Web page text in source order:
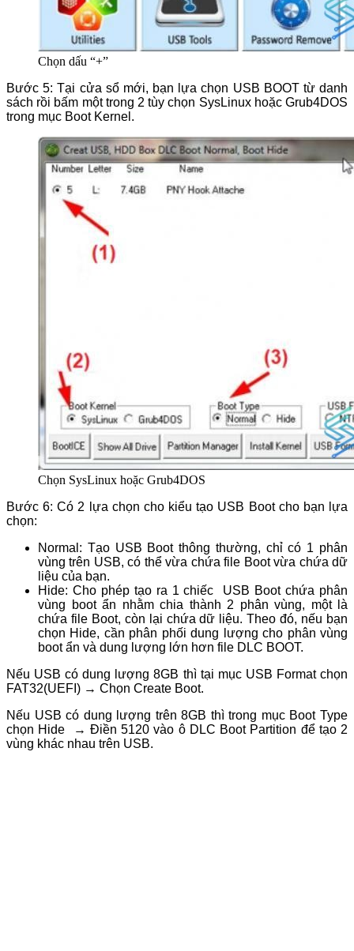
Chọn dấu “+”
Bước 5: Tại cửa sổ mới, bạn lựa chọn USB BOOT từ danh
sách rồi bấm một trong 2 tùy chọn SysLinux hoặc Grub4DOS
trong mục Boot Kernel.
Chọn SysLinux hoặc Grub4DOS
Bước 6: Có 2 lựa chọn cho kiểu tạo USB Boot cho bạn lựa
chọn:
Normal: Tạo USB Boot thông thường, chỉ có 1 phân
vùng trên USB, có thể vừa chứa file Boot vừa chứa dữ
liệu của bạn.
Hide: Cho phép tạo ra 1 chiếc USB Boot chứa phân
vùng boot ẩn nhằm chia thành 2 phân vùng, một là
chứa file Boot, còn lại chứa dữ liệu. Theo đó, nếu bạn
chọn Hide, cần phân phối dung lượng cho phân vùng
boot ẩn và dung lượng lớn hơn file DLC BOOT.
Nếu USB có dung lượng 8GB thì tại mục USB Format chọn
FAT32(UEFI) → Chọn Create Boot.
Nếu USB có dung lượng trên 8GB thì trong mục Boot Type
chọn Hide → Điền 5120 vào ô DLC Boot Partition để tạo 2
vùng khác nhau trên USB.